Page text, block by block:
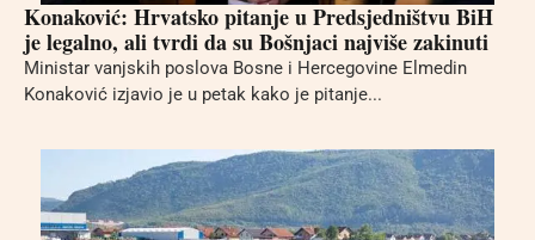
Konaković: Hrvatsko pitanje u Predsjedništvu BiH
je legalno, ali tvrdi da su Bošnjaci najviše zakinuti
Ministar vanjskih poslova Bosne i Hercegovine Elmedin
Konaković izjavio je u petak kako je pitanje...